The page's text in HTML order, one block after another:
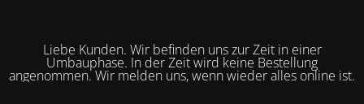
Liebe Kunden. Wir befinden uns zur Zeit in einer
Umbauphase. In der Zeit wird keine Bestellung
angenommen. Wir melden uns, wenn wieder alles online ist.